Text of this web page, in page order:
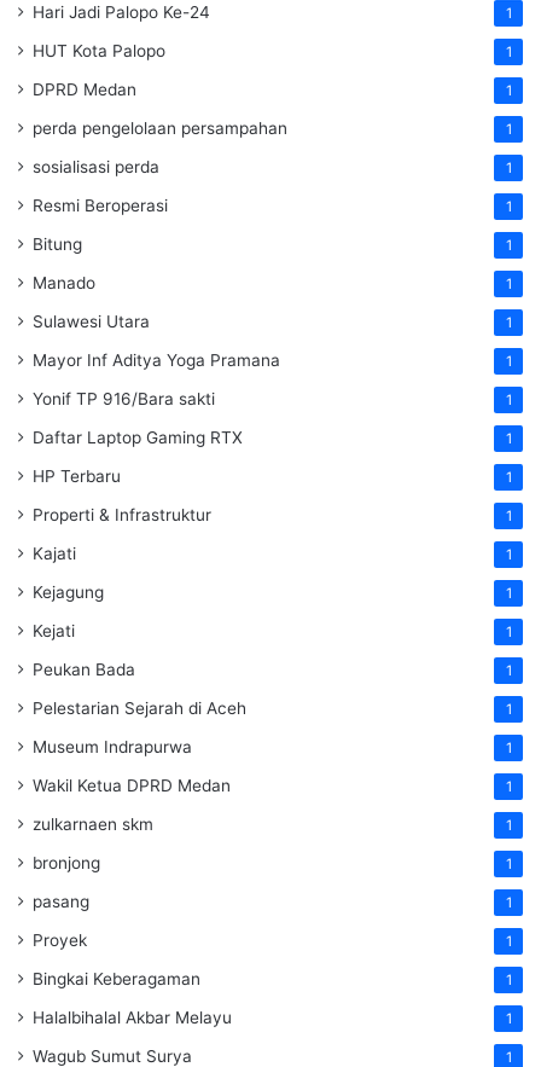
Hari Jadi Palopo Ke-24 1
HUT Kota Palopo 1
DPRD Medan 1
perda pengelolaan persampahan 1
sosialisasi perda 1
Resmi Beroperasi 1
Bitung 1
Manado 1
Sulawesi Utara 1
Mayor Inf Aditya Yoga Pramana 1
Yonif TP 916/Bara sakti 1
Daftar Laptop Gaming RTX 1
HP Terbaru 1
Properti & Infrastruktur 1
Kajati 1
Kejagung 1
Kejati 1
Peukan Bada 1
Pelestarian Sejarah di Aceh 1
Museum Indrapurwa 1
Wakil Ketua DPRD Medan 1
zulkarnaen skm 1
bronjong 1
pasang 1
Proyek 1
Bingkai Keberagaman 1
Halalbihalal Akbar Melayu 1
Wagub Sumut Surya 1